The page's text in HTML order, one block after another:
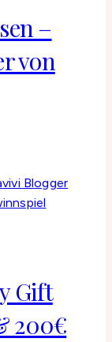
–
von
Gift
200€